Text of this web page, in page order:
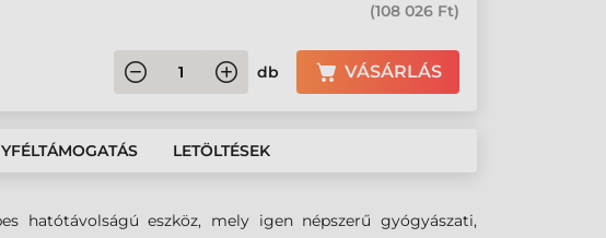
(108 026 Ft)
db VÁSÁRLÁS
LETÖLTÉSEK
hatótávolságú eszköz, mely igen népszerű gyógyászati,